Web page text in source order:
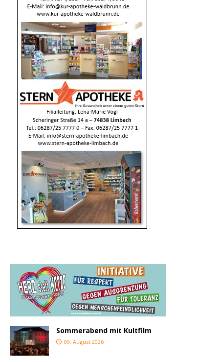
Sommerabend mit Kultfilm
09. August 2026